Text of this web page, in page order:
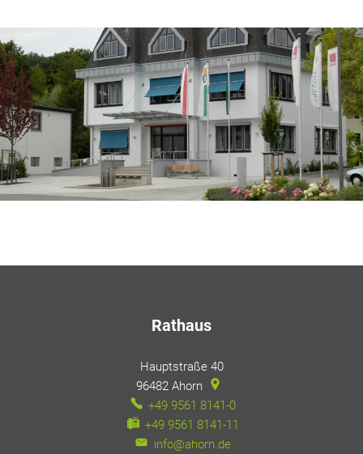
Rathaus
Hauptstraße 40
96482 Ahorn
+49 9561 8141-0
+49 9561 8141-11
info@ahorn.de